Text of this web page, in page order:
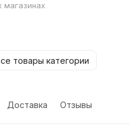
магазинах
товары категории
Доставка Отзывы